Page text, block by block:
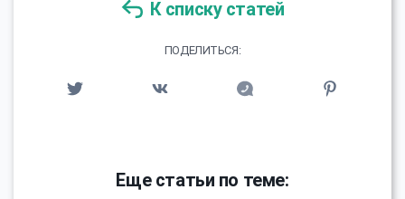
К списку статей
ПОДЕЛИТЬСЯ:
Еще статьи по теме: